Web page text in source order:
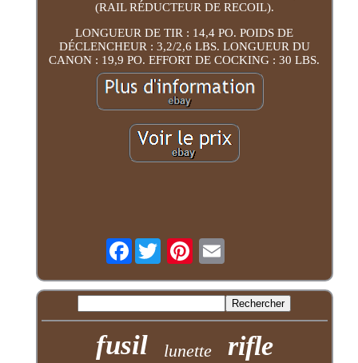
(RAIL RÉDUCTEUR DE RECOIL).
LONGUEUR DE TIR : 14,4 PO. POIDS DE
DÉCLENCHEUR : 3,2/2,6 LBS. LONGUEUR DU
CANON : 19,9 PO. EFFORT DE COCKING : 30 LBS.
Facebook
fusil lunette rifle